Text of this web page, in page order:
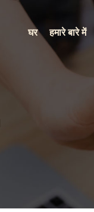
घर हमारे बारे में